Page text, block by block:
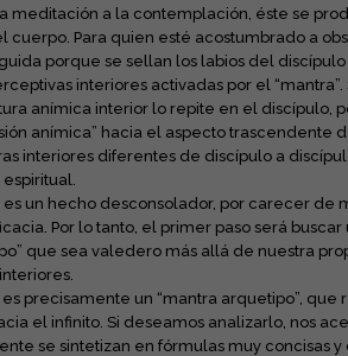
meditación a la contemplación, éste se
cuerpo. Para quien esté acostumbrado a
porque se sellan los labios del
interiores activadas por el
anímica interior lo repite en el discípulo,
anímica” hacia el aspecto trascendente
interiores diferentes de discípulo a
un hecho desconsolador, por carecer
Por lo tanto, el primer paso será
que sea valedero más allá de nuestra
es precisamente un “mantra arquetipo”,
el infinito. Si deseamos analizarlo, nos
se sintetizan en fórmulas muy concisas